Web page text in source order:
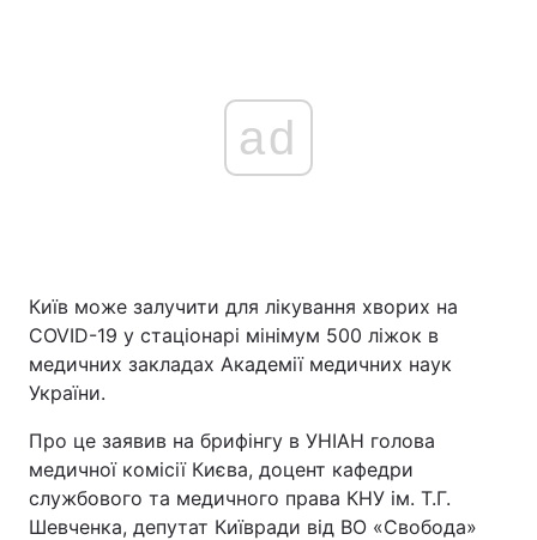
ad
Київ може залучити для лікування хворих на
COVID-19 у стаціонарі мінімум 500 ліжок в
медичних закладах Академії медичних наук
України.
Про це заявив на брифінгу в УНІАН голова
медичної комісії Києва, доцент кафедри
службового та медичного права КНУ ім. Т.Г.
Шевченка, депутат Київради від ВО «Свобода»